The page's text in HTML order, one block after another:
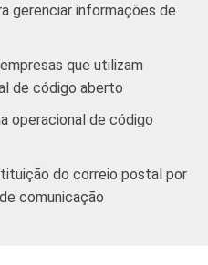
gerenciar informações de
que utilizam
de código aberto
operacional de código
do correio postal por
comunicação